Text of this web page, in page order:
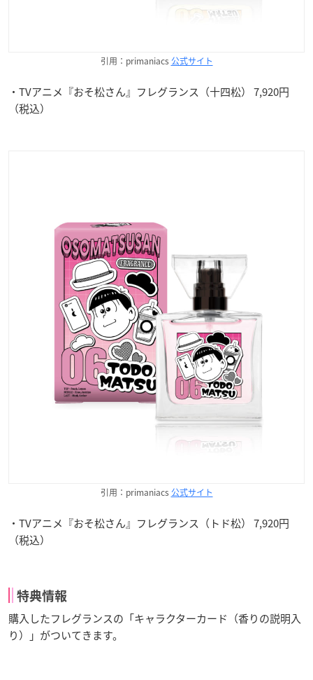
引用：primaniacs 公式サイト
・TVアニメ『おそ松さん』フレグランス（十四松） 7,920円
（税込）
引用：primaniacs 公式サイト
・TVアニメ『おそ松さん』フレグランス（トド松） 7,920円
（税込）
特典情報
購入したフレグランスの「キャラクターカード（香りの説明入
り）」がついてきます。